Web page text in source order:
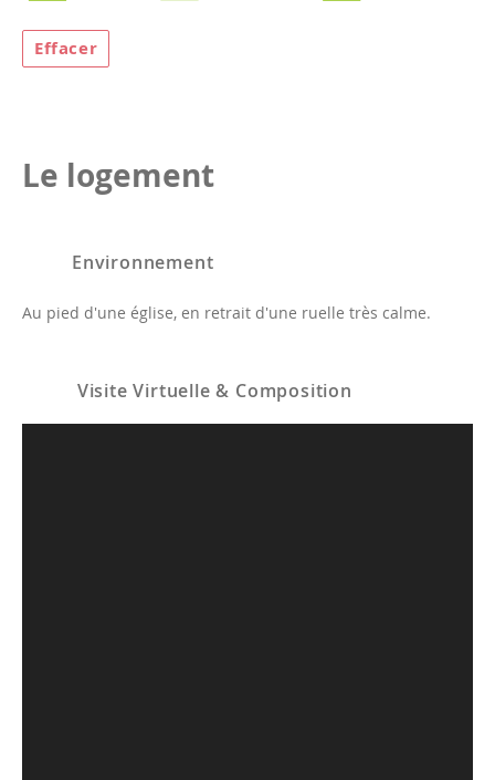
Effacer
Le logement
Environnement
Au pied d'une église, en retrait d'une ruelle très calme.
Visite Virtuelle & Composition